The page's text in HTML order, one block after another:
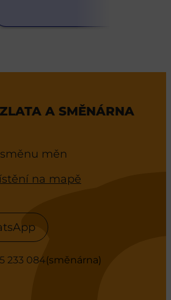
A SMĚNÁRNA
měn
na mapě
233 084(směnárna)